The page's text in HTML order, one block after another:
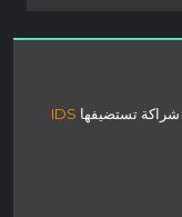
شراكة تستضيفها IDS